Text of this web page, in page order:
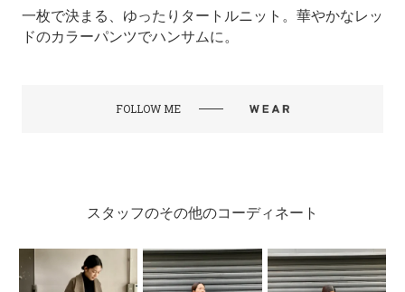
一枚で決まる、ゆったりタートルニット。華やかなレッ
ドのカラーパンツでハンサムに。
FOLLOW ME
スタッフのその他のコーディネート